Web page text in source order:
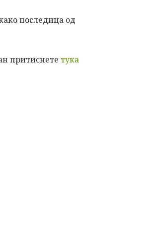
последица од
притиснете тука